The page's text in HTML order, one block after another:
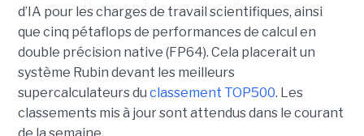
d’IA pour les charges de travail scientifiques, ainsi
que cinq pétaflops de performances de calcul en
double précision native (FP64). Cela placerait un
système Rubin devant les meilleurs
supercalculateurs du classement TOP500. Les
classements mis à jour sont attendus dans le courant